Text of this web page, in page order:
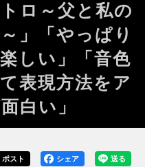
ロ～父と私の
」「やっぱり
しい」「音色
表現方法をア
白い」
送る
シェア
ポスト